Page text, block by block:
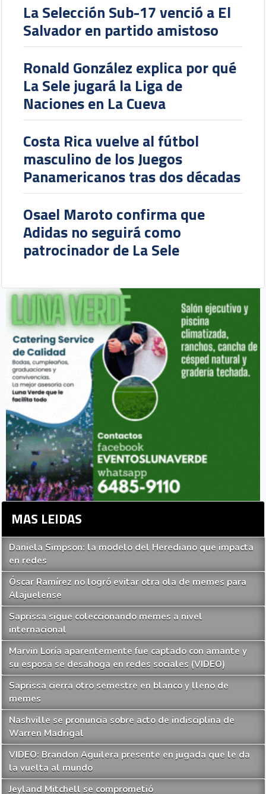
La Selección Sub-17 venció a El
Salvador en partido amistoso
Ronald González explica por qué
La Sele jugará la Liga de
Naciones en La Cueva
Costa Rica vuelve al fútbol
masculino de los Juegos
Panamericanos tras dos décadas
Osael Maroto confirma que
Adidas no seguirá como
patrocinador de La Sele
MAS LEIDAS
Daniela Simpson: la modelo del Herediano que impacta
en redes
Óscar Ramírez no logró evitar otra ola de memes para
Alajuelense
Saprissa sigue coleccionando memes a nivel
internacional
Marvin Loría aparentemente fue captado con amante y
su esposa se desahoga en redes sociales (VIDEO)
Saprissa cierra otro semestre en blanco y lleno de
memes
Nashville se pronuncia sobre acto de indisciplina de
Warren Madrigal
VIDEO: Brandon Aguilera presente en jugada que le da
la vuelta al mundo
Jeyland Mitchell se comprometió